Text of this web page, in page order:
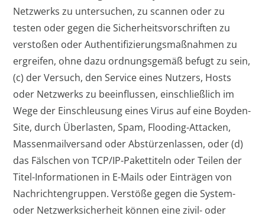
Netzwerks zu untersuchen, zu scannen oder zu
testen oder gegen die Sicherheitsvorschriften zu
verstoßen oder Authentifizierungsmaßnahmen zu
ergreifen, ohne dazu ordnungsgemäß befugt zu sein,
(c) der Versuch, den Service eines Nutzers, Hosts
oder Netzwerks zu beeinflussen, einschließlich im
Wege der Einschleusung eines Virus auf eine Boyden-
Site, durch Überlasten, Spam, Flooding-Attacken,
Massenmailversand oder Abstürzenlassen, oder (d)
das Fälschen von TCP/IP-Pakettiteln oder Teilen der
Titel-Informationen in E-Mails oder Einträgen von
Nachrichtengruppen. Verstöße gegen die System-
oder Netzwerksicherheit können eine zivil- oder